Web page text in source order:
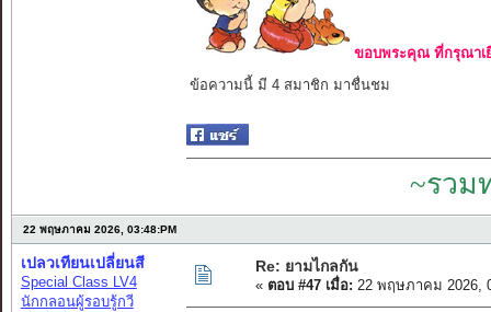
ขอบพระคุณ ที่กรุณาเ
ข้อความนี้ มี 4 สมาชิก มาชื่นชม
~รวม
22 พฤษภาคม 2026, 03:48:PM
เปลวเทียนเปลี่ยนสี
Special Class LV4
นักกลอนผู้รอบรู้กวี
Re: ยามไกลกัน
« ตอบ #47 เมื่อ: 22 พฤษภาคม 2026,